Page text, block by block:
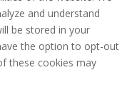
and understand
be stored in your
the option to opt-out
these cookies may